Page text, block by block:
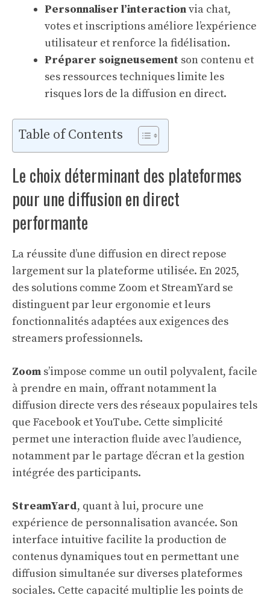
Personnaliser l’interactionvia chat,
votes et inscriptions améliore l’expérience
utilisateur et renforce la fidélisation.
Préparer soigneusement son contenu et
ses ressources techniques limite les
risques lors de la diffusion en direct.
Table of Contents
Le choix déterminant des plateformes
pour une diffusion en direct
performante
La réussite d’une diffusion en direct repose
largement sur la plateforme utilisée. En 2025,
des solutions comme Zoom et StreamYard se
distinguent par leur ergonomie et leurs
fonctionnalités adaptées aux exigences des
streamers professionnels.
Zoom s’impose comme un outil polyvalent, facile
à prendre en main, offrant notamment la
diffusion directe vers des réseaux populaires tels
que Facebook et YouTube. Cette simplicité
permet une interaction fluide avec l’audience,
notamment par le partage d’écran et la gestion
intégrée des participants.
StreamYard, quant à lui, procure une
expérience de personnalisation avancée. Son
interface intuitive facilite la production de
contenus dynamiques tout en permettant une
diffusion simultanée sur diverses plateformes
sociales. Cette capacité multiplie les points de